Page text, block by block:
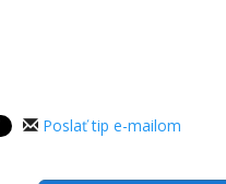
Poslať tip e-mailom